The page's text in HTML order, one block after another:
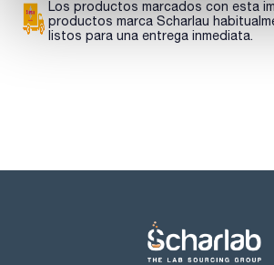
core-shell incluye más de 200 columnas y
diferente funcionalización de sílice,
dimensiones.
Los productos marcados con esta
productos marca Scharlau
listos para una entrega inmediata.